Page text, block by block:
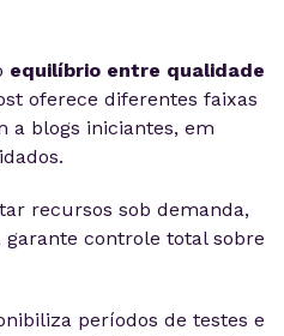
equilíbrio entre qualidade
oferece diferentes faixas
a blogs iniciantes, em
recursos sob demanda,
controle total sobre
períodos de testes e